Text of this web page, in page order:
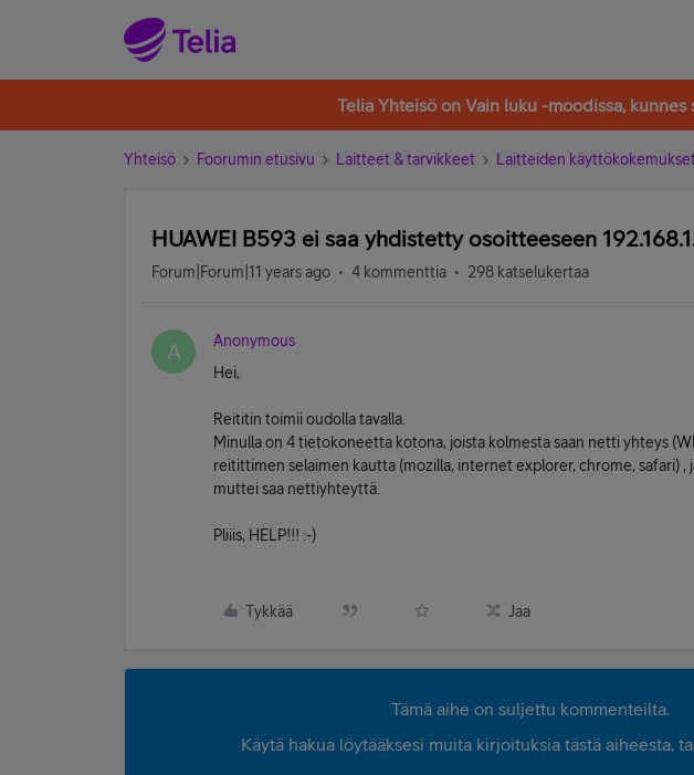
Telia Yhteisö on Vain luku -moodissa,
Yhteisö Foorumin etusivu Laitteet & tarvikkeet Laitteiden
HUAWEI B593 ei saa yhdistetty osoitteeseen
Forum|Forum|11 years ago 4 kommenttia 298 katselukertaa
A
Anonymous
Hei,
Reititin toimii oudolla tavalla.
Minulla on 4 tietokoneetta kotona, joista kolmesta saan netti yhteys
reitittimen selaimen kautta (mozilla, internet explorer, chrome, safari) ,
muttei saa nettiyhteyttä.
Pliiis, HELP!!! :-)
Tykkää Jaa
Tämä aihe on suljettu kommenteilta.
Käytä hakua löytääksesi muita kirjoituksia tästä aiheesta,